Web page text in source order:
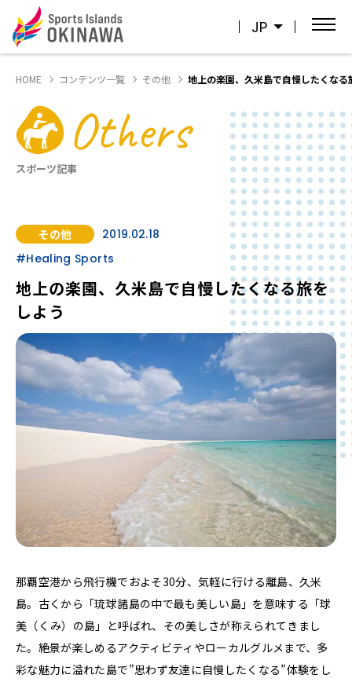
JP
HOME コンテンツ一覧 その他 地上の楽園、久米島で自慢したくなる
Others
スポーツ記事
その他
2019.02.18
#Healing Sports
地上の楽園、久米島で自慢したくなる旅を
しよう
那覇空港から飛行機でおよそ30分、気軽に行ける離島、久米
島。古くから「琉球諸島の中で最も美しい島」を意味する「球
美（くみ）の島」と呼ばれ、その美しさが称えられてきまし
た。絶景が楽しめるアクティビティやローカルグルメまで、多
彩な魅力に溢れた島で”思わず友達に自慢したくなる”体験をし